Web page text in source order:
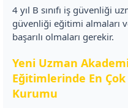
4 yıl B sınıfı iş güvenliği
güvenliği eğitimi almaları
başarılı olmaları gerekir.
Yeni Uzman
Eğitimlerinde En
Kurumu